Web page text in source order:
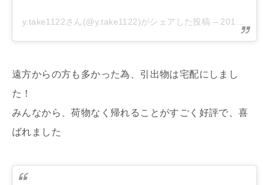
y.take1122さん(@y.take1122)がシェアした投稿 – 2018年10月月4日午前8時23分PDT
遠方からの方も多かった為、引出物は宅配にしまし
た！
みんなから、荷物なく帰れることがすごく好評で、喜
ばれました